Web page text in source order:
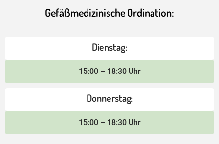
Gefäßmedizinische Ordination:
Dienstag:
15:00 – 18:30 Uhr
Donnerstag:
15:00 – 18:30 Uhr